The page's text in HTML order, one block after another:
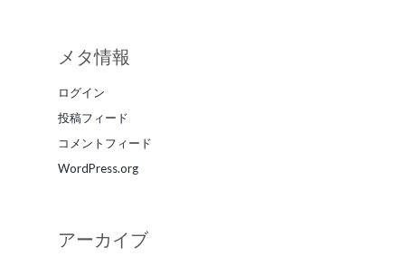
メタ情報
ログイン
投稿フィード
コメントフィード
WordPress.org
アーカイブ